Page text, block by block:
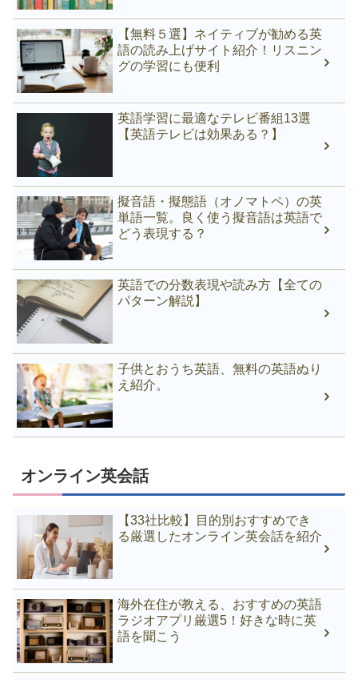
【無料５選】ネイティブが勧める英
語の読み上げサイト紹介！リスニン
グの学習にも便利
英語学習に最適なテレビ番組13選
【英語テレビは効果ある？】
擬音語・擬態語（オノマトペ）の英
単語一覧。良く使う擬音語は英語で
どう表現する？
英語での分数表現や読み方【全ての
パターン解説】
子供とおうち英語、無料の英語ぬり
え紹介。
オンライン英会話
【33社比較】目的別おすすめでき
る厳選したオンライン英会話を紹介
海外在住が教える、おすすめの英語
ラジオアプリ厳選5！好きな時に英
語を聞こう